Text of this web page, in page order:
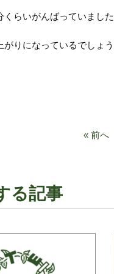
らいがんばっていました
がりになっているでしょ
« 前へ
る記事